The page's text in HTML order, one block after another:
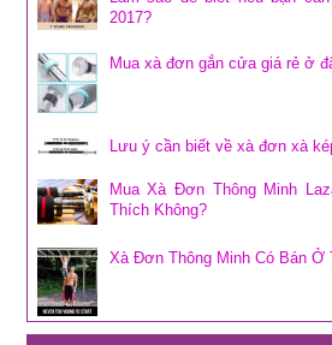
2017?
Mua xà đơn gắn cửa giá rẻ ở
Lưu ý cần biết về xà đơn xà
Mua Xà Đơn Thông Minh
Thích Không?
Xà Đơn Thông Minh Có Bán Ở